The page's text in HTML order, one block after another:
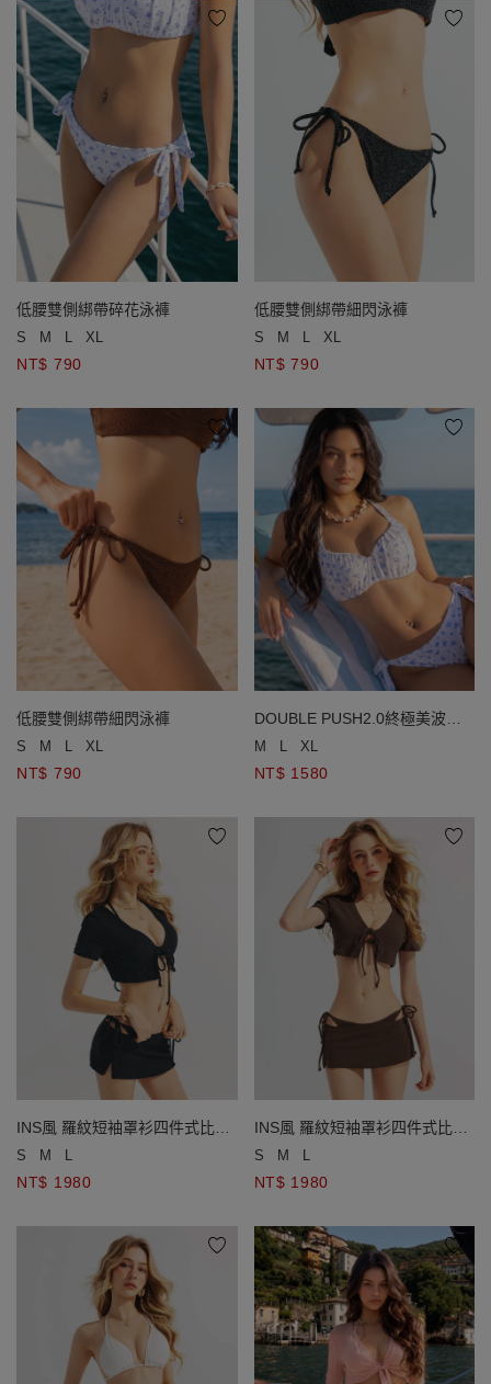
低腰雙側綁帶碎花泳褲
S M L XL
NT$ 790
低腰雙側綁帶細閃泳褲
S M L XL
NT$ 790
低腰雙側綁帶細閃泳褲
S M L XL
NT$ 790
DOUBLE PUSH2.0終極美波抓
皺碎花比基尼
M L XL
NT$ 1580
INS風 羅紋短袖罩衫四件式比基
尼套裝
S M L
NT$ 1980
INS風 羅紋短袖罩衫四件式比基
尼套裝
S M L
NT$ 1980